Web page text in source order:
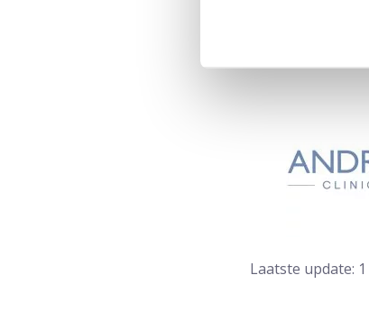
Laatste update: